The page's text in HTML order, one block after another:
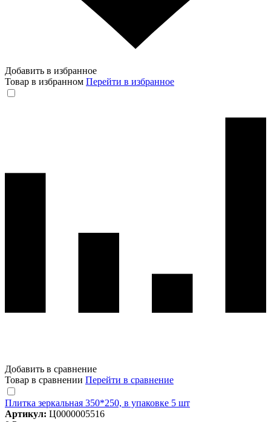
Добавить в избранное
Товар в избранном Перейти в избранное
Добавить в сравнение
Товар в сравнении Перейти в сравнение
Плитка зеркальная 350*250, в упаковке 5 шт
Артикул: Ц0000005516